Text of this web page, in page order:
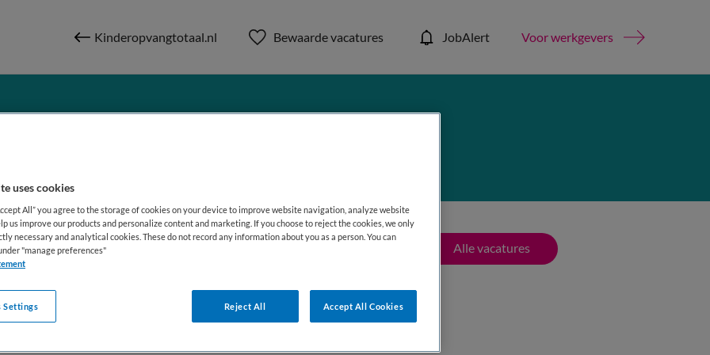
Kinderopvangtotaal.nl Bewaarde vacatures JobAlert Voor werkgevers
Alle vacatures
uses cookies
All” you agree to the storage of cookies on your device to improve website navigation, analyze website
us improve our products and personalize content and marketing. If you choose to reject the cookies, we only
necessary and analytical cookies. These do not record any information about you as a person. You can
"manage preferences"
Reject All Accept All Cookies
Settings